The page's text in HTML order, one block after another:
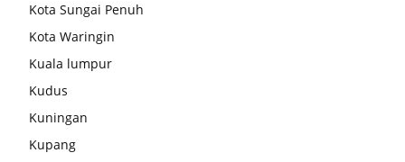
Kota Sungai Penuh
Kota Waringin
Kuala lumpur
Kudus
Kuningan
Kupang